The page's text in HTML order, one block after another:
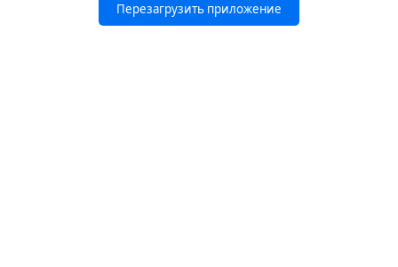
Перезагрузить приложение